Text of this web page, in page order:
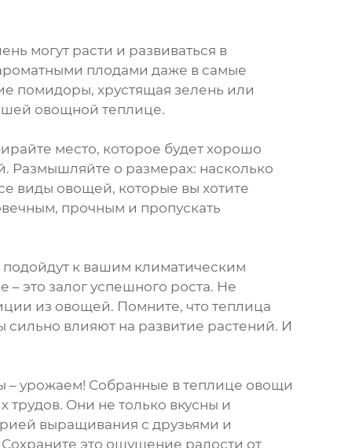
могут расти и развиваться в
плодами даже в самые
помидоры, хрустящая зелень или
овощной теплице.
место, которое будет хорошо
Размышляйте о размерах: насколько
виды овощей, которые вы хотите
прочным и пропускать
к вашим климатическим
это залог успешного роста. Не
из овощей. Помните, что теплица
влияют на развитие растений. И
– урожаем! Собранные в теплице овощи
трудов. Они не только вкусны и
выращивания с друзьями и
это ощущение радости от